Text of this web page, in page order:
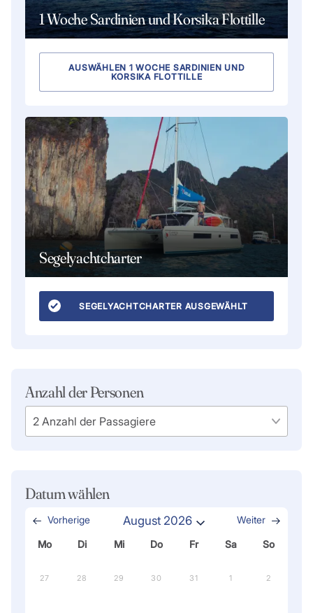
1 Woche Sardinien und Korsika Flottille
AUSWÄHLEN 1 WOCHE SARDINIEN UND
KORSIKA FLOTTILLE
Segelyachtcharter
SEGELYACHTCHARTER AUSGEWÄHLT
Anzahl der Personen
Datum wählen
Vorherige August 2026 Weiter
Mo Di Mi Do Fr Sa So
27 28 29 30 31 1 2